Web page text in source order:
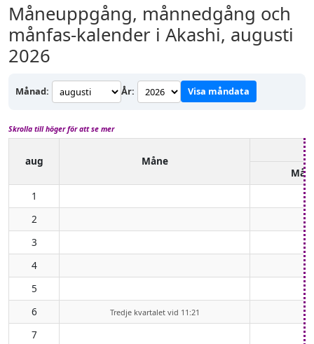
Måneuppgång, månnedgång och
månfas-kalender i Akashi, augusti
2026
Månad: År: Visa måndata
Skrolla till höger för att se mer
aug
Måne
1
2
3
4
5
6
Tredje kvartalet vid 11:21
7